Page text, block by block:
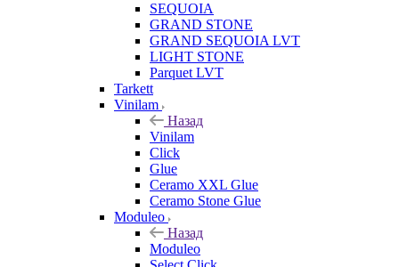
SEQUOIA
GRAND STONE
GRAND SEQUOIA LVT
LIGHT STONE
Parquet LVT
Tarkett
Vinilam
Назад
Vinilam
Click
Glue
Ceramo XXL Glue
Ceramo Stone Glue
Moduleo
Назад
Moduleo